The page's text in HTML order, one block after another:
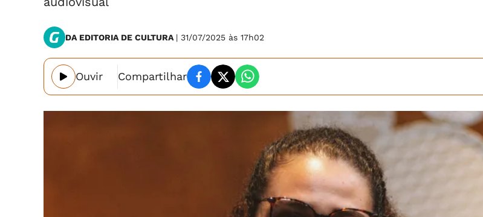
DA EDITORIA DE CULTURA | 31/07/2025 às 17h02
Ouvir Compartilhar